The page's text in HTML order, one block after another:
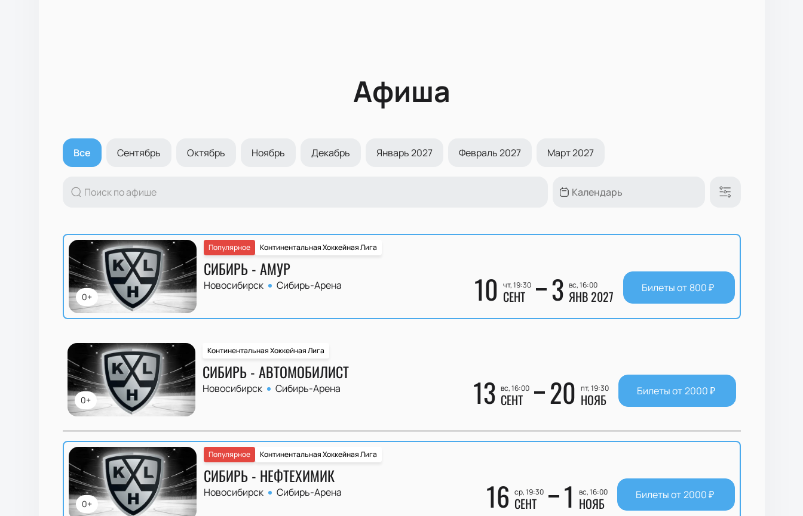
Афиша
Все Сентябрь Октябрь Ноябрь Декабрь Январь 2027 Февраль 2027 Март 2027
0+
Континентальная Хоккейная Лига
Популярное
СИБИРЬ - АМУР
Новосибирск Сибирь-Арена 10 чт, 19:30
СЕНТ 3 вс, 16:00
ЯНВ 2027 Билеты от 800₽
0+
Континентальная Хоккейная Лига
СИБИРЬ - АВТОМОБИЛИСТ
Новосибирск Сибирь-Арена 13 вс, 16:00
СЕНТ 20 пт, 19:30
НОЯБ Билеты от 2000₽
0+
Континентальная Хоккейная Лига
Популярное
СИБИРЬ - НЕФТЕХИМИК
Новосибирск Сибирь-Арена 16 ср, 19:30
СЕНТ 1 вс, 16:00
НОЯБ Билеты от 2000₽